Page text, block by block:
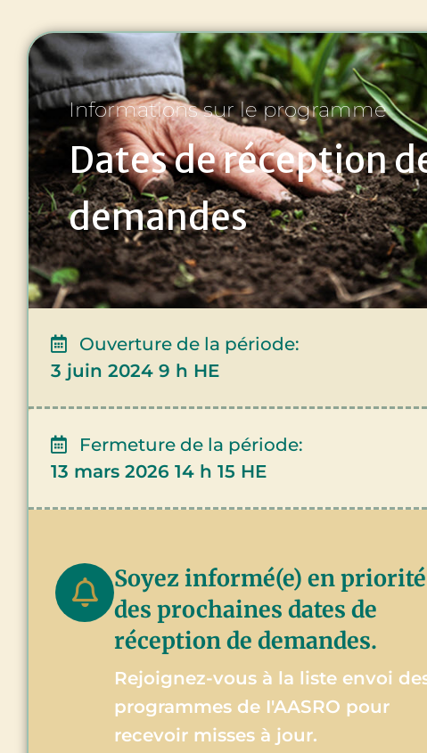
Informations sur le programme
Dates de réception
demandes
Ouverture de la période:
3 juin 2024 9 h HE
Fermeture de la période:
13 mars 2026 14 h 15 HE
Soyez informé(e) en priorité
des prochaines dates de
réception de demandes.
Rejoignez-vous à la liste envoi
programmes de I'AASRO pour
recevoir misses à jour.